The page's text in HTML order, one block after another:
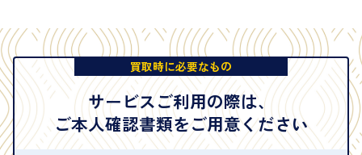
買取時に必要なもの
サービスご利用の際は、
ご本人確認書類をご用意ください